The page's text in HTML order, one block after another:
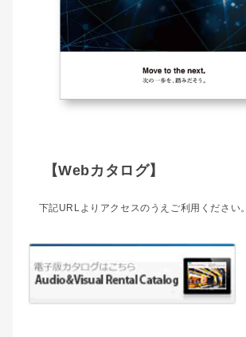
【Webカタログ】
下記URLよりアクセスのうえご利用ください。